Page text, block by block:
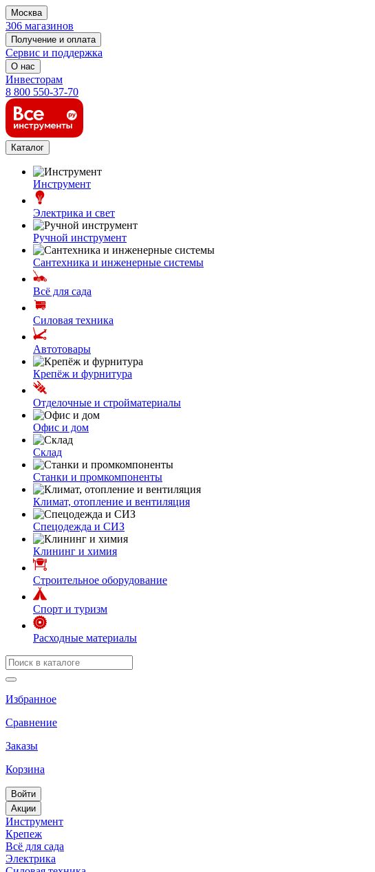
Москва
306 магазинов
Получение и оплата
Сервис и поддержка
О нас
Инвесторам
8 800 550-37-70
Каталог
Инструмент
Электрика и свет
Ручной инструмент
Сантехника и инженерные системы
Всё для сада
Силовая техника
Автотовары
Крепёж и фурнитура
Отделочные и стройматериалы
Офис и дом
Склад
Станки и промкомпоненты
Климат, отопление и вентиляция
Спецодежда и СИЗ
Клининг и химия
Строительное оборудование
Спорт и туризм
Расходные материалы
Избранное
Сравнение
Заказы
Корзина
Войти
Акции
Инструмент
Крепеж
Всё для сада
Электрика